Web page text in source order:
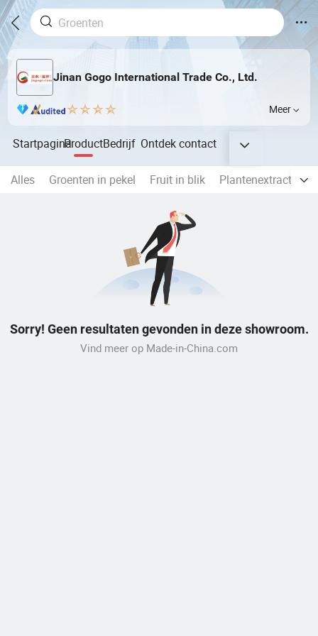
Jinan Gogo International Trade Co., Ltd.
Meer
StartpaginaProductBedrijf Ontdekcontact
Alles Groenten in pekel Fruit in blik Plantenextract
Sorry! Geen resultaten gevonden in deze showroom.
Vind meer op Made-in-China.com